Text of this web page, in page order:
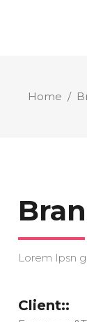
Home /
Lorem Ipsn
Client::